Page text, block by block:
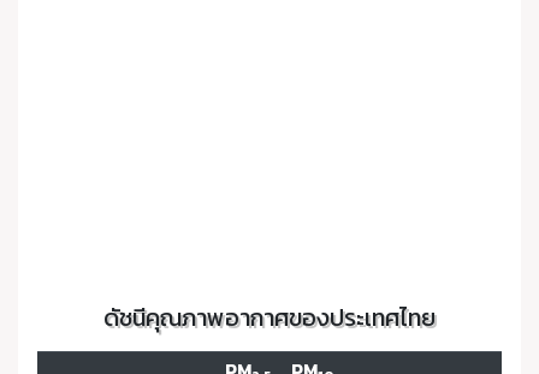
ดัชนีคุณภาพอากาศของประเทศไทย